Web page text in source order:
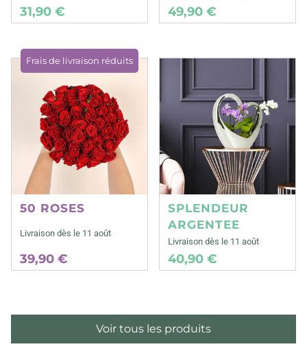
31,90 € 49,90 €
Frais de livraison réduits
50 ROSES
Livraison dès le 11 août
39,90 €
SPLENDEUR
ARGENTEE
Livraison dès le 11 août
40,90 €
Voir tous les produits